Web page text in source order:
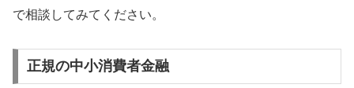
で相談してみてください。
正規の中小消費者金融